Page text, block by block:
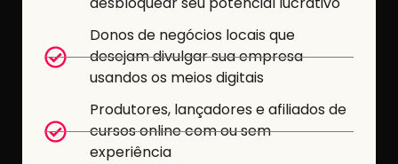
Donos de negócios locais que
desejam divulgar sua empresa
usandos os meios digitais
Produtores, lançadores e afiliados de
cursos online com ou sem
experiência